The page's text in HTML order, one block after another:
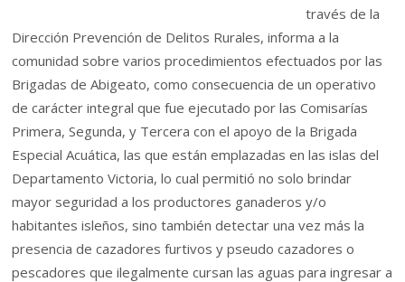
través de la
Dirección Prevención de Delitos Rurales, informa a la
comunidad sobre varios procedimientos efectuados por las
Brigadas de Abigeato, como consecuencia de un operativo
de carácter integral que fue ejecutado por las Comisarías
Primera, Segunda, y Tercera con el apoyo de la Brigada
Especial Acuática, las que están emplazadas en las islas del
Departamento Victoria, lo cual permitió no solo brindar
mayor seguridad a los productores ganaderos y/o
habitantes isleños, sino también detectar una vez más la
presencia de cazadores furtivos y pseudo cazadores o
pescadores que ilegalmente cursan las aguas para ingresar a